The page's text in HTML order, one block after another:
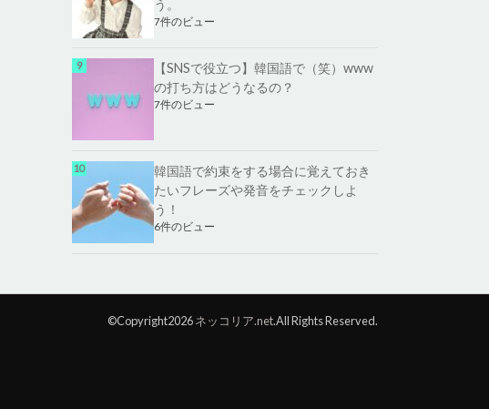
う。
7件のビュー
【SNSで役立つ】韓国語で（笑）www
の打ち方はどうなるの？
7件のビュー
韓国語で約束をする場合に覚えておき
たいフレーズや発音をチェックしよ
う！
6件のビュー
©Copyright2026ネッコリア.net.All Rights Reserved.